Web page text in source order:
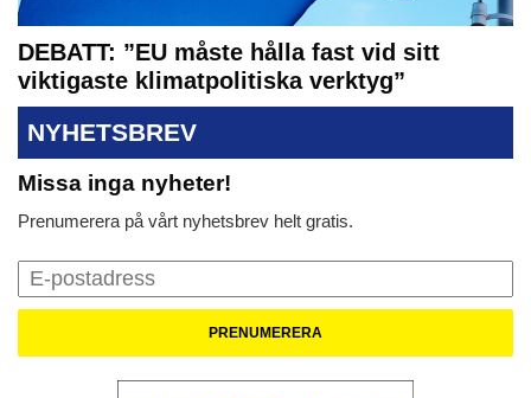
DEBATT: ”EU måste hålla fast vid sitt
viktigaste klimatpolitiska verktyg”
NYHETSBREV
Missa inga nyheter!
Prenumerera på vårt nyhetsbrev helt gratis.